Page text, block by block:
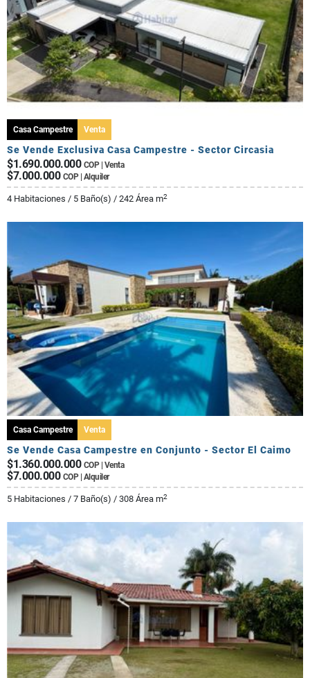
Casa Campestre Venta
Se Vende Exclusiva Casa Campestre - Sector Circasia
$1.690.000.000 COP | Venta
$7.000.000 COP | Alquiler
4 Habitaciones / 5 Baño(s) / 242 Área m2
Casa Campestre Venta
Se Vende Casa Campestre en Conjunto - Sector El Caimo
$1.360.000.000 COP | Venta
$7.000.000 COP | Alquiler
5 Habitaciones / 7 Baño(s) / 308 Área m2